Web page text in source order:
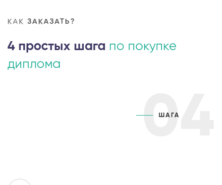
КАК ЗАКАЗАТЬ?
4 простых шага по покупке
диплома
04
ШАГА